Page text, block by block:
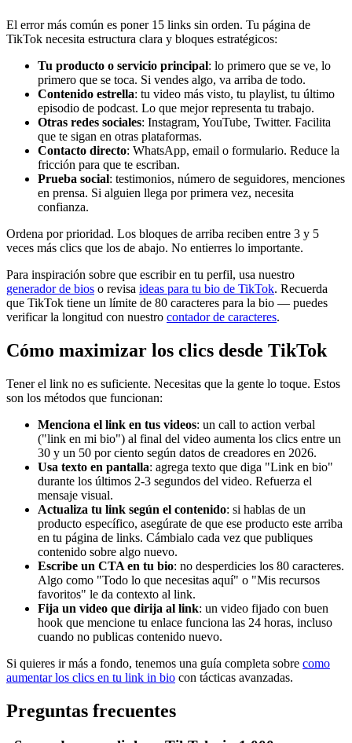
El error más común es poner 15 links sin orden. Tu página de
TikTok necesita estructura clara y bloques estratégicos:
Tu producto o servicio principal: lo primero que se ve, lo
primero que se toca. Si vendes algo, va arriba de todo.
Contenido estrella: tu video más visto, tu playlist, tu último
episodio de podcast. Lo que mejor representa tu trabajo.
Otras redes sociales: Instagram, YouTube, Twitter. Facilita
que te sigan en otras plataformas.
Contacto directo: WhatsApp, email o formulario. Reduce la
fricción para que te escriban.
Prueba social: testimonios, número de seguidores, menciones
en prensa. Si alguien llega por primera vez, necesita
confianza.
Ordena por prioridad. Los bloques de arriba reciben entre 3 y 5
veces más clics que los de abajo. No entierres lo importante.
Para inspiración sobre que escribir en tu perfil, usa nuestro
generador de bios o revisa ideas para tu bio de TikTok. Recuerda
que TikTok tiene un límite de 80 caracteres para la bio — puedes
verificar la longitud con nuestro contador de caracteres.
Cómo maximizar los clics desde TikTok
Tener el link no es suficiente. Necesitas que la gente lo toque. Estos
son los métodos que funcionan:
Menciona el link en tus videos: un call to action verbal
("link en mi bio") al final del video aumenta los clics entre un
30 y un 50 por ciento según datos de creadores en 2026.
Usa texto en pantalla: agrega texto que diga "Link en bio"
durante los últimos 2-3 segundos del video. Refuerza el
mensaje visual.
Actualiza tu link según el contenido: si hablas de un
producto específico, asegúrate de que ese producto este arriba
en tu página de links. Cámbialo cada vez que publiques
contenido sobre algo nuevo.
Escribe un CTA en tu bio: no desperdicies los 80 caracteres.
Algo como "Todo lo que necesitas aquí" o "Mis recursos
favoritos" le da contexto al link.
Fija un video que dirija al link: un video fijado con buen
hook que mencione tu enlace funciona las 24 horas, incluso
cuando no publicas contenido nuevo.
Si quieres ir más a fondo, tenemos una guía completa sobre como
aumentar los clics en tu link in bio con tácticas avanzadas.
Preguntas frecuentes